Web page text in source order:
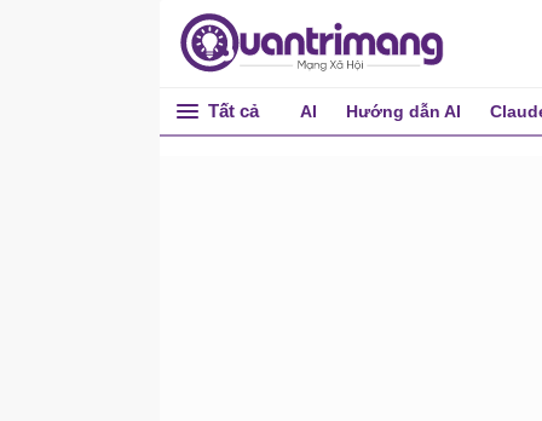
Tất cả AI Hướng dẫn AI
Collapse trong Bootstrap 5
Bài 20: Navs trong